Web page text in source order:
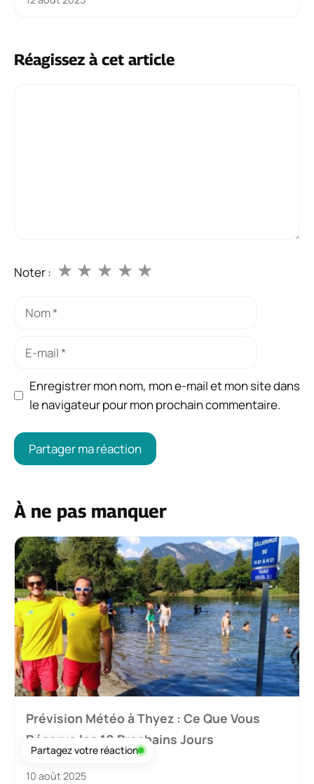
Réagissez à cet article
Noter : ★
★
★
★
★
Nom
Enregistrer mon nom, mon e-mail et mon site dans
le navigateur pour mon prochain commentaire.
À ne pas manquer
Prévision Météo à Thyez : Ce Que Vous
Réserve les 10 Prochains Jours
10 août 2025
Partagez votre réaction